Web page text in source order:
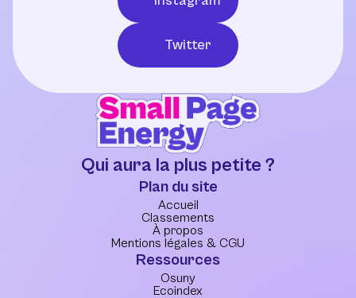
Twitter
Qui aura la plus petite ?
Plan du site
Accueil
Classements
À propos
Mentions légales & CGU
Ressources
Osuny
Ecoindex